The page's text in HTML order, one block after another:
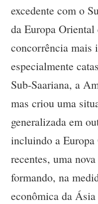
excedente com o
da Europa
concorrência mais
especialmente
Sub-Saariana, a
mas criou uma
generalizada em
incluindo a
recentes, uma
formando, na
econômica da